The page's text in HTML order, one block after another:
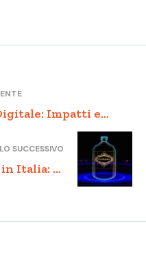
Impatti e
e Big Data
SUCCESSIVO
Italia: le